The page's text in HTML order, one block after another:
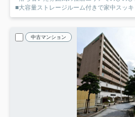
■大容量ストレージルーム付きで家中スッ
中古マンション